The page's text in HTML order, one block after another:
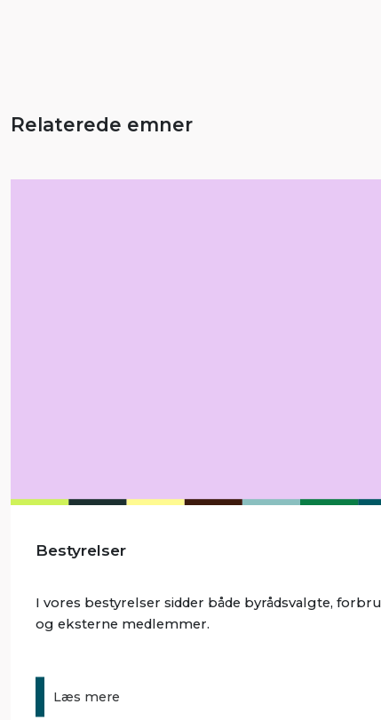
Relaterede emner
Bestyrelser
I vores bestyrelser sidder både byrådsvalgte,
og eksterne medlemmer.
Læs mere